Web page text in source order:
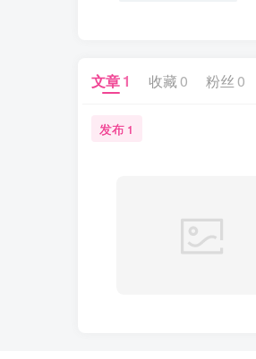
文章1 收藏 0 粉丝 0
发布 1